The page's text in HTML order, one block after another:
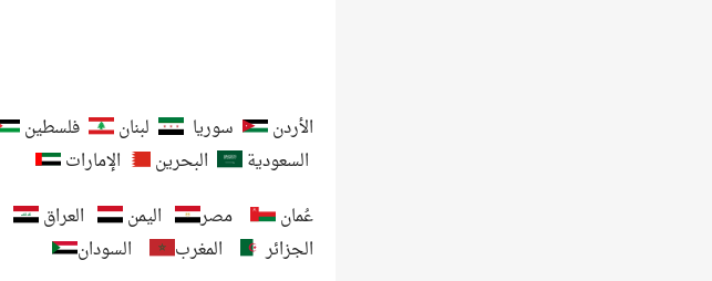
الأردن سوريا لبنان فلسطين
السعودية
البحرين
الإمارات
عُمان
مصر اليمن العراق
الجزائر
المغرب السودان